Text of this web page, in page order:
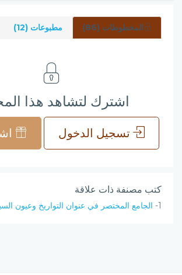
المخطوطات (86) مطبوعات (12)
اشترك لتشاهد هذا
تسجيل الدخول
كتب مصنفة ذات علاقة
1- الجامع المختصر في عنوان التواريخ وعيون